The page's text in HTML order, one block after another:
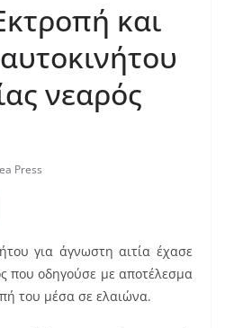
και
νεαρός
Press
nt
για άγνωστη αιτία έχασε
που οδηγούσε με αποτέλεσμα
του μέσα σε ελαιώνα.